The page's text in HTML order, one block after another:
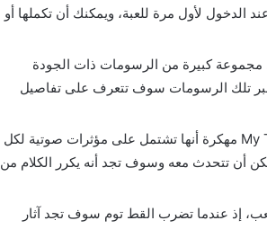
الدخول لأول مرة للعبة، ويمكنك أن تكملها أو
مجموعة كبيرة من الرسومات ذات الجودة
عبر تلك الرسومات سوف تتعرف على تفاصيل
من الأمور المميزة في لعبة ‏My Talking Tom مهكرة أنها تشتمل على مؤثرات صوتية لكل
أن تتحدث معه وسوف تجد أنه يكرر الكلام من
إذ عندما تضرب القط توم سوف تجد آثار